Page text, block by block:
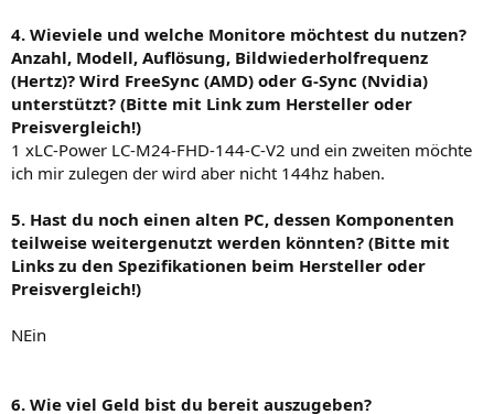
4. Wieviele und welche Monitore möchtest du nutzen?
Anzahl, Modell, Auflösung, Bildwiederholfrequenz
(Hertz)? Wird FreeSync (AMD) oder G-Sync (Nvidia)
unterstützt? (Bitte mit Link zum Hersteller oder
Preisvergleich!)
1 xLC-Power LC-M24-FHD-144-C-V2 und ein zweiten möchte
ich mir zulegen der wird aber nicht 144hz haben.
5. Hast du noch einen alten PC, dessen Komponenten
teilweise weitergenutzt werden könnten? (Bitte mit
Links zu den Spezifikationen beim Hersteller oder
Preisvergleich!)
NEin
6. Wie viel Geld bist du bereit auszugeben?